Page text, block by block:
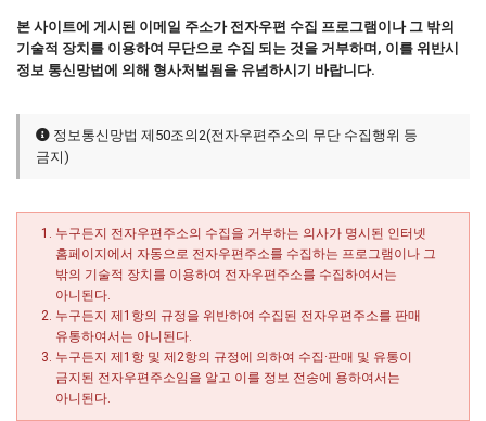
"노트북부서" 1월 임시휴가 안내
★★★ 1:1 수리문의 문의 ★★★
본 사이트에 게시된 이메일 주소가 전자우편 수집 프로그램이나 그 밖의
기술적 장치를 이용하여 무단으로 수집 되는 것을 거부하며, 이를 위반시
정보 통신망법에 의해 형사처벌됨을 유념하시기 바랍니다.
정보통신망법 제50조의2(전자우편주소의 무단 수집행위 등
금지)
누구든지 전자우편주소의 수집을 거부하는 의사가 명시된 인터넷
홈페이지에서 자동으로 전자우편주소를 수집하는 프로그램이나 그
밖의 기술적 장치를 이용하여 전자우편주소를 수집하여서는
아니된다.
누구든지 제1항의 규정을 위반하여 수집된 전자우편주소를 판매
유통하여서는 아니된다.
누구든지 제1항 및 제2항의 규정에 의하여 수집·판매 및 유통이
금지된 전자우편주소임을 알고 이를 정보 전송에 용하여서는
아니된다.